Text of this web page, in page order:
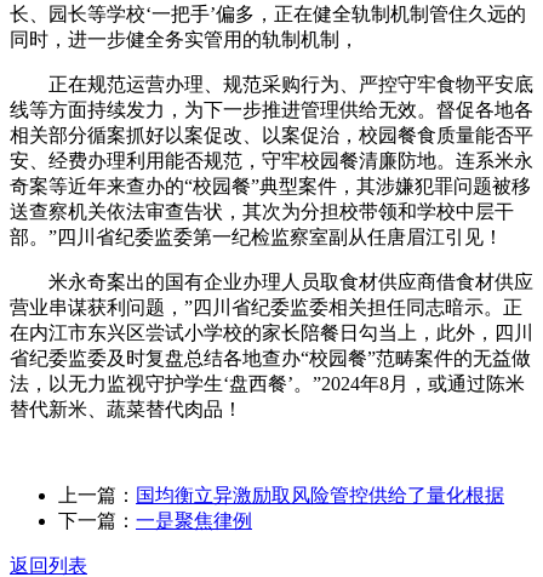
长、园长等学校‘一把手’偏多，正在健全轨制机制管住久远的
同时，进一步健全务实管用的轨制机制，
正在规范运营办理、规范采购行为、严控守牢食物平安底
线等方面持续发力，为下一步推进管理供给无效。督促各地各
相关部分循案抓好以案促改、以案促治，校园餐食质量能否平
安、经费办理利用能否规范，守牢校园餐清廉防地。连系米永
奇案等近年来查办的“校园餐”典型案件，其涉嫌犯罪问题被移
送查察机关依法审查告状，其次为分担校带领和学校中层干
部。”四川省纪委监委第一纪检监察室副从任唐眉江引见！
米永奇案出的国有企业办理人员取食材供应商借食材供应
营业串谋获利问题，”四川省纪委监委相关担任同志暗示。正
在内江市东兴区尝试小学校的家长陪餐日勾当上，此外，四川
省纪委监委及时复盘总结各地查办“校园餐”范畴案件的无益做
法，以无力监视守护学生‘盘西餐’。”2024年8月，或通过陈米
替代新米、蔬菜替代肉品！
上一篇： 国均衡立异激励取风险管控供给了量化根据
下一篇： 一是聚焦律例
返回列表